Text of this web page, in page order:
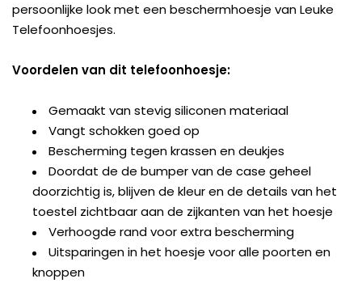
persoonlijke look met een beschermhoesje van Leuke
Telefoonhoesjes.
Voordelen van dit telefoonhoesje:
Gemaakt van stevig siliconen materiaal
Vangt schokken goed op
Bescherming tegen krassen en deukjes
Doordat de de bumper van de case geheel
doorzichtig is, blijven de kleur en de details van het
toestel zichtbaar aan de zijkanten van het hoesje
Verhoogde rand voor extra bescherming
Uitsparingen in het hoesje voor alle poorten en
knoppen